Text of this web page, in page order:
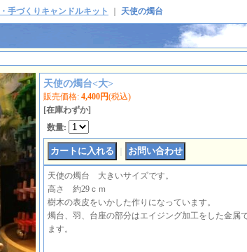
手づくりキャンドルキット 天使の燭台
天使の燭台<大>
販売価格: 4,400円(税込)
[在庫わずか]
数量:
天使の燭台 大きいサイズです。
高さ 約29ｃｍ
樹木の表皮をいかした作りになっています。
燭台、羽、台座の部分はエイジング加工をした金属
ます。